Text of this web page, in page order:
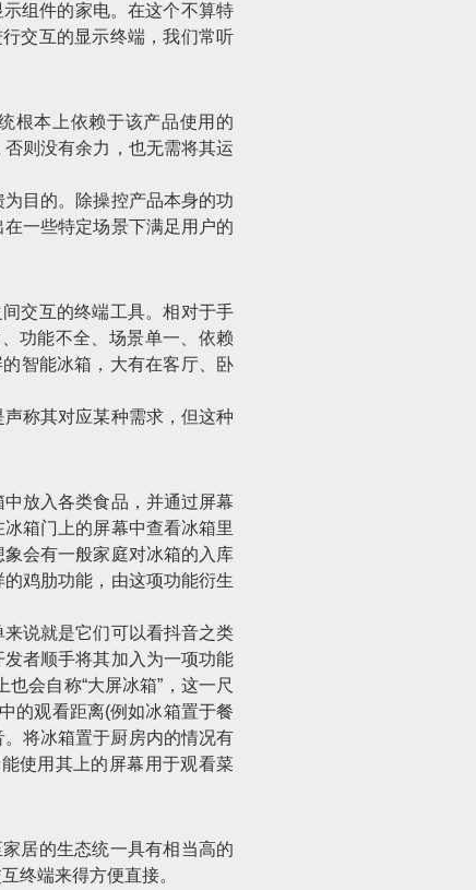
组件的家电。在这个不算特
交互的显示终端，我们常听
根本上依赖于该产品使用的
则没有余力，也无需将其运
目的。除操控产品本身的功
一些特定场景下满足用户的
交互的终端工具。相对于手
功能不全、场景单一、依赖
智能冰箱，大有在客厅、卧
称其对应某种需求，但这种
放入各类食品，并通过屏幕
箱门上的屏幕中查看冰箱里
会有一般家庭对冰箱的入库
鸡肋功能，由这项功能衍生
说就是它们可以看抖音之类
者顺手将其加入为一项功能
会自称“大屏冰箱”，这一尺
的观看距离(例如冰箱置于餐
将冰箱置于厨房内的情况有
使用其上的屏幕用于观看菜
居的生态统一具有相当高的
终端来得方便直接。